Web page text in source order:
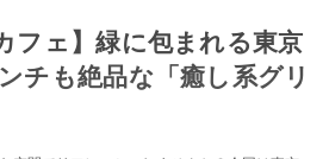
フェ】緑に包まれる東京
チも絶品な「癒し系グリ